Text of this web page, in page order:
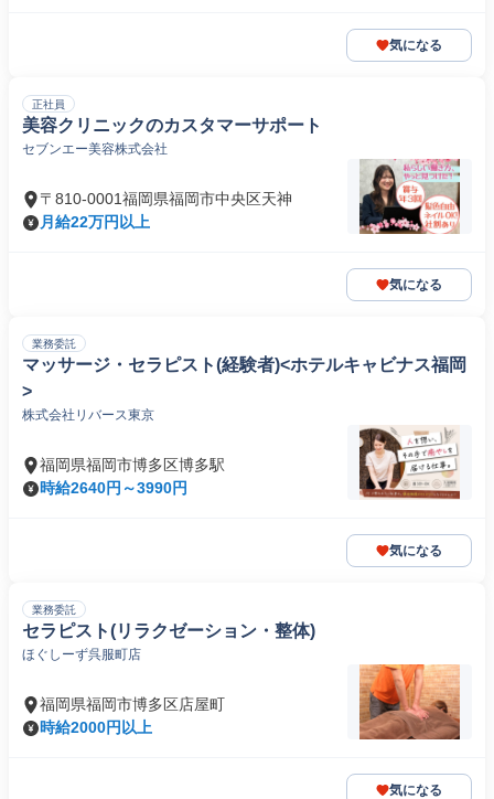
気になる
正社員
美容クリニックのカスタマーサポート
セブンエー美容株式会社
〒810-0001福岡県福岡市中央区天神
月給22万円以上
気になる
業務委託
マッサージ・セラピスト(経験者)<ホテルキャビナス福岡
>
株式会社リバース東京
福岡県福岡市博多区博多駅
時給2640円～3990円
気になる
業務委託
セラピスト(リラクゼーション・整体)
ほぐしーず呉服町店
福岡県福岡市博多区店屋町
時給2000円以上
気になる